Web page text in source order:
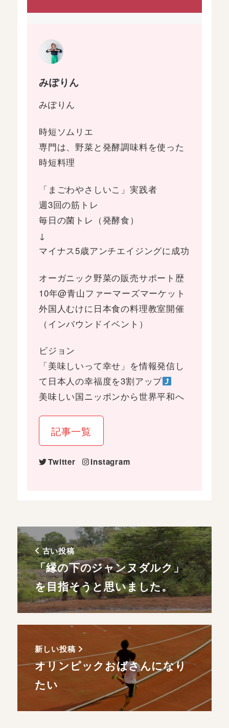
みぽりん
みぽりん
時短ソムリエ
専門は、野菜と発酵調味料を使った
時短料理
「まごわやさしいこ」実践者
週3回の筋トレ
毎日の菌トレ（発酵食）
↓
マイナス5歳アンチエイジングに成功
オーガニック野菜の販売サポート歴
10年@青山ファーマーズマーケット
外国人むけに日本食の料理教室開催
（インバウンドイベント）
ビジョン
「美味しいって幸せ」を情報発信し
て日本人の幸福度を3割アップ
美味しい国ニッポンから世界平和へ
記事一覧
Twitter Instagram
古い投稿
「縁の下のジャンヌダルク」
を目指そうと思いました。
新しい投稿
オリンピックおばさんになり
たい